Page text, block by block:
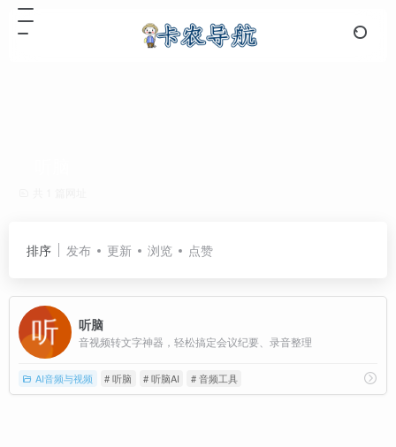
排序 发布 更新 浏览 点赞
听脑
音视频转文字神器，轻松搞定会议纪要、录音整理
AI音频与视频 # 听脑 # 听脑AI # 音频工具